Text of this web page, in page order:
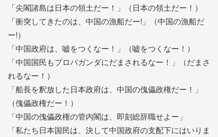
「尖閣諸島は日本の領土だー！」（日本の領土だー！）
「衝突してきたのは、中国の漁船だー!」（中国の漁船だ
ー!）
「中国政府は、嘘をつくなー！」（嘘をつくなー！）
「中国国民もプロパガンダにだまされるなー！」（だまさ
れるなー！）
「船長を釈放した日本政府は、中国の傀儡政権だー！」
（傀儡政権だー！）
「中国の傀儡政権の管内閣は、即刻総辞職せよー」
「私たち日本国民は、決して中国政府の支配下にはいりま